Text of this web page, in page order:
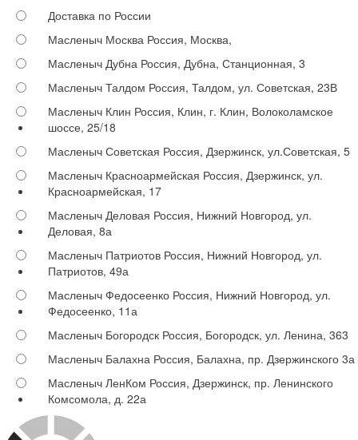
Доставка по России
Масленыч Москва Россия, Москва,
Масленыч Дубна Россия, Дубна, Станционная, 3
Масленыч Талдом Россия, Талдом, ул. Советская, 23В
Масленыч Клин Россия, Клин, г. Клин, Волоколамское
шоссе, 25/18
Масленыч Советская Россия, Дзержинск, ул.Советская, 5
Масленыч Красноармейская Россия, Дзержинск, ул.
Красноармейская, 17
Масленыч Деловая Россия, Нижний Новгород, ул.
Деловая, 8а
Масленыч Патриотов Россия, Нижний Новгород, ул.
Патриотов, 49а
Масленыч Федосеенко Россия, Нижний Новгород, ул.
Федосеенко, 11а
Масленыч Богородск Россия, Богородск, ул. Ленина, 363
Масленыч Балахна Россия, Балахна, пр. Дзержинского 3а
Масленыч ЛенКом Россия, Дзержинск, пр. Ленинского
Комсомола, д. 22а